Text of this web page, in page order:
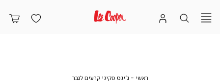
ראשי ראשי
ג’ינס סקיני קרעים לגברג’ינס